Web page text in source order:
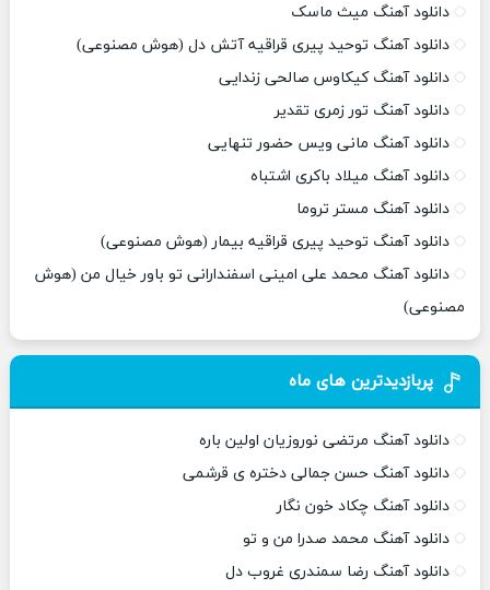
دانلود آهنگ میث ماسک
دانلود آهنگ توحید پیری قراقیه آتش دل (هوش مصنوعی)
دانلود آهنگ کیکاوس صالحی زندایی
دانلود آهنگ تور زمری تقدیر
دانلود آهنگ مانی ویس حضور تنهایی
دانلود آهنگ میلاد باکری اشتباه
دانلود آهنگ مستر تروما
دانلود آهنگ توحید پیری قراقیه بیمار (هوش مصنوعی)
دانلود آهنگ محمد علی امینی اسفندارانی تو باور خیال من (هوش
مصنوعی)
پربازدیدترین های ماه
دانلود آهنگ مرتضی نوروزیان اولین باره
دانلود آهنگ حسن جمالی دختره ی قرشمی
دانلود آهنگ چکاد خون نگار
دانلود آهنگ محمد صدرا من و تو
دانلود آهنگ رضا سمندری غروب دل